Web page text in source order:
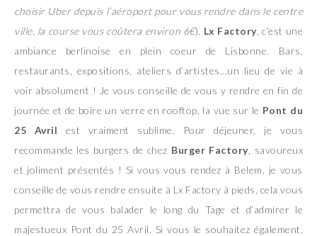
choisir Uber depuis l’aéroport pour vous rendre dans le centre
ville, la course vous coûtera environ 6€). Lx Factory, c’est une
ambiance berlinoise en plein coeur de Lisbonne. Bars,
restaurants, expositions, ateliers d’artistes…un lieu de vie à
voir absolument ! Je vous conseille de vous y rendre en fin de
journée et de boire un verre en rooftop, la vue sur le Pont du
25 Avril est vraiment sublime. Pour déjeuner, je vous
recommande les burgers de chez Burger Factory, savoureux
et joliment présentés ! Si vous vous rendez à Belem, je vous
conseille de vous rendre ensuite à Lx Factory à pieds, cela vous
permettra de vous balader le long du Tage et d’admirer le
majestueux Pont du 25 Avril. Si vous le souhaitez également,